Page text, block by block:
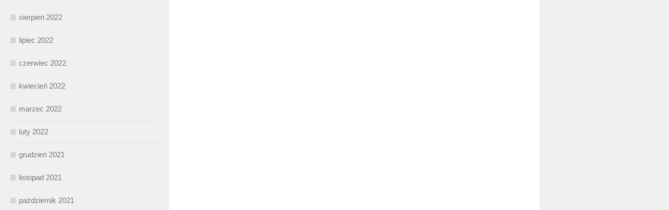
sierpień 2022
lipiec 2022
czerwiec 2022
kwiecień 2022
marzec 2022
luty 2022
grudzień 2021
listopad 2021
październik 2021